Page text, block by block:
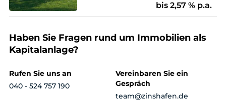
bis 2,57 % p.a.
Haben Sie Fragen rund um Immobilien als
Kapitalanlage?
Rufen Sie uns an
040 - 524 757 190
Vereinbaren Sie ein
Gespräch
team@zinshafen.de